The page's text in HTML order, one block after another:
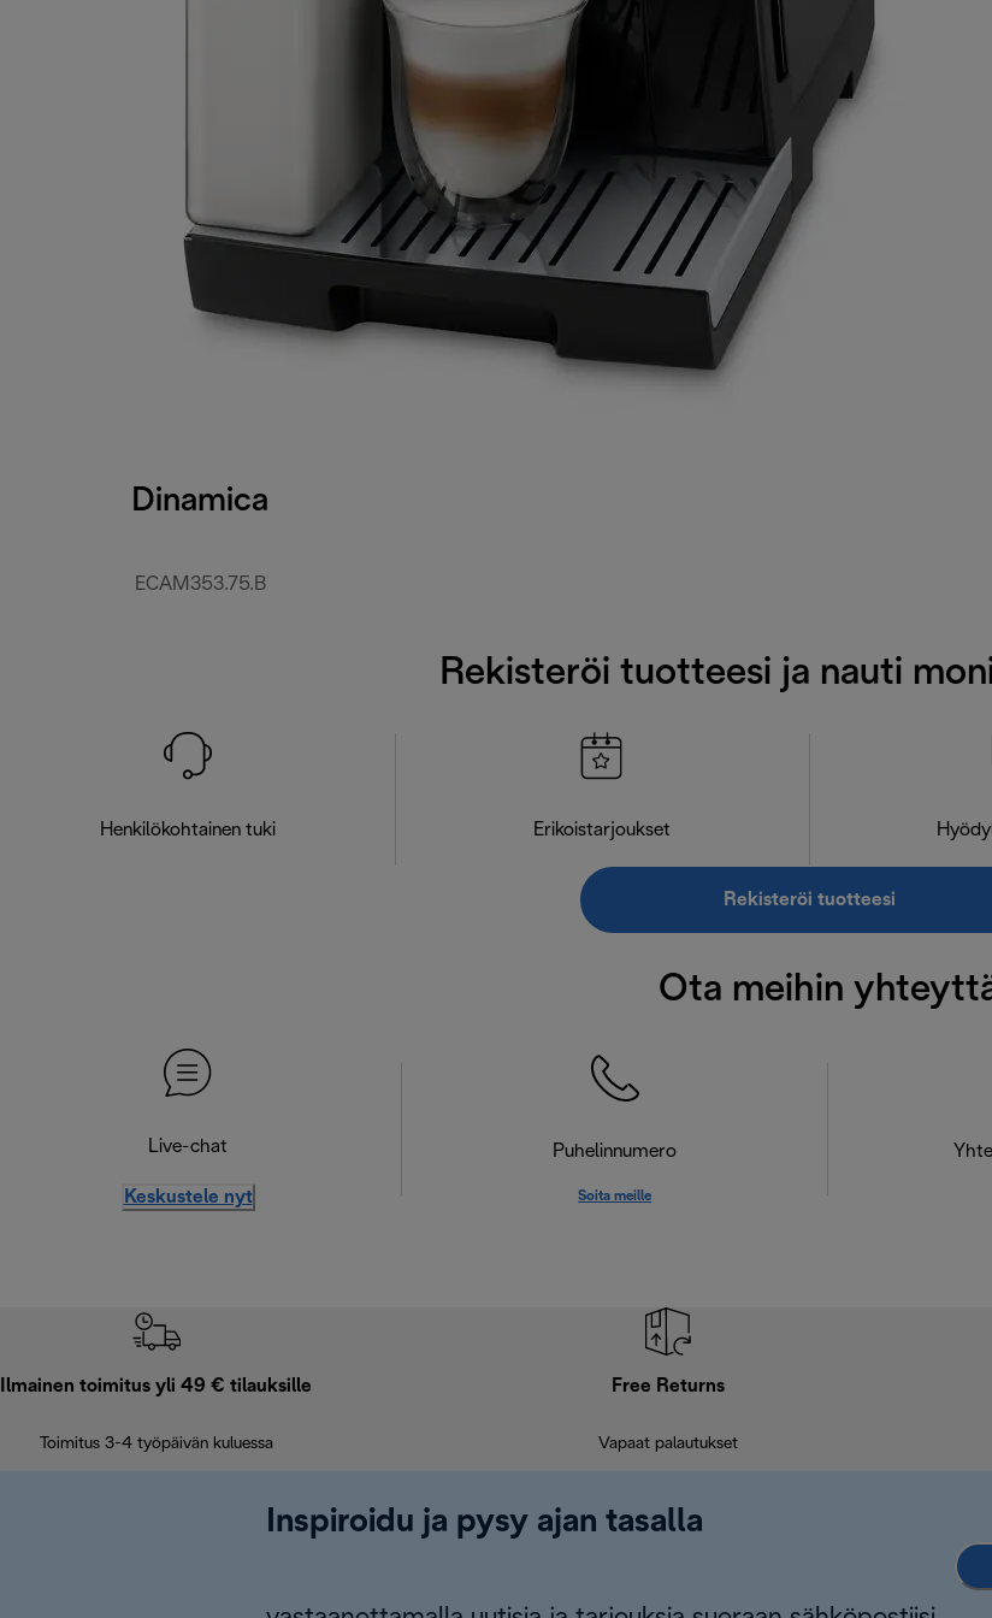
Dinamica
ECAM353.75.B
Rekisteröi tuotteesi ja nauti
Henkilökohtainen tuki Erikoistarjoukset
Rekisteröi tuotteesi
Ota meihin
Live-chat
Keskustele nyt
Puhelinnumero
Soita meille
Ilmainen toimitus yli 49 € tilauksille
Toimitus 3-4 työpäivän kuluessa
Free Returns
Vapaat palautukset
Inspiroidu ja pysy ajan tasalla